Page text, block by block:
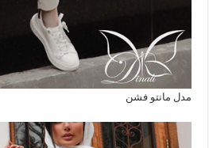
مدل مانتو فشن